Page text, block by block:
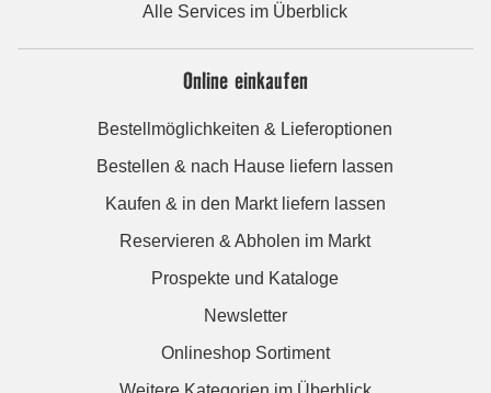
Alle Services im Überblick
Online einkaufen
Bestellmöglichkeiten & Lieferoptionen
Bestellen & nach Hause liefern lassen
Kaufen & in den Markt liefern lassen
Reservieren & Abholen im Markt
Prospekte und Kataloge
Newsletter
Onlineshop Sortiment